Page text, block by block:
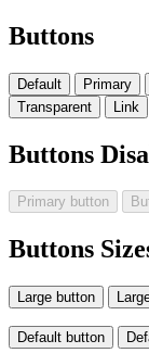
Buttons
Default Primary
Transparent
Link
Buttons
Primary button
Buttons
Large button
Default button